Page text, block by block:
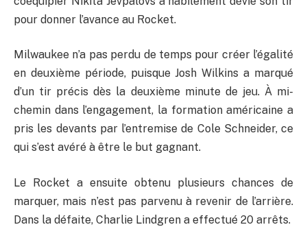
pour donner l’avance au Rocket.
Milwaukee n’a pas perdu de temps pour créer l’égalité
en deuxième période, puisque Josh Wilkins a marqué
d’un tir précis dès la deuxième minute de jeu. À mi-
chemin dans l’engagement, la formation américaine a
pris les devants par l’entremise de Cole Schneider, ce
qui s’est avéré à être le but gagnant.
Le Rocket a ensuite obtenu plusieurs chances de
marquer, mais n’est pas parvenu à revenir de l’arrière.
Dans la défaite, Charlie Lindgren a effectué 20 arrêts.